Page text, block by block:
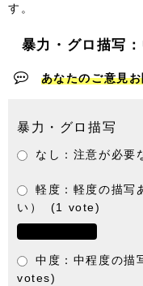
す。
暴力・グロ描写
あなたのご意見
暴力・グロ描写
なし：注意が必要
軽度：軽度の描写
い）
(1 vote)
中度：中程度の描
votes)